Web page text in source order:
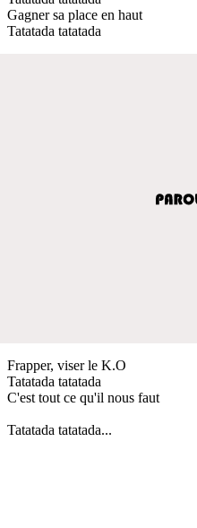
Gagner sa place en haut
Tatatada tatatada
Frapper, viser le K.O
Tatatada tatatada
C'est tout ce qu'il nous faut
Tatatada tatatada...